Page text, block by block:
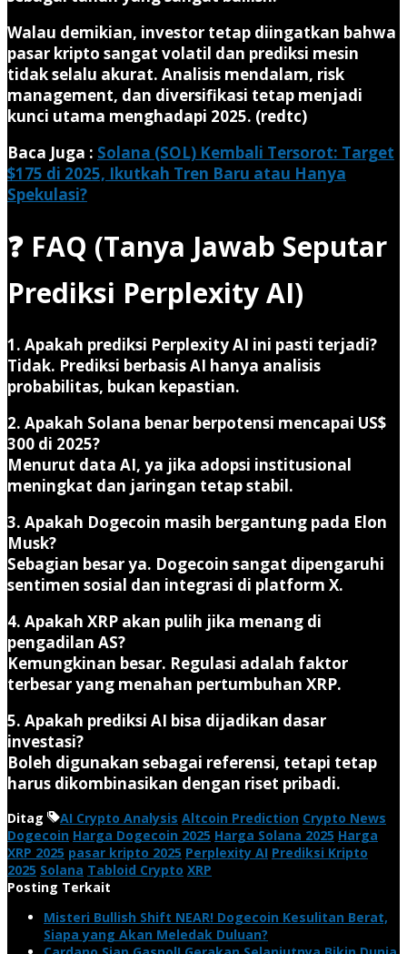
Walau demikian, investor tetap diingatkan bahwa
pasar kripto sangat volatil dan prediksi mesin
tidak selalu akurat. Analisis mendalam, risk
management, dan diversifikasi tetap menjadi
kunci utama menghadapi 2025. (redtc)
Baca Juga : Solana (SOL) Kembali Tersorot: Target
$175 di 2025, Ikutkah Tren Baru atau Hanya
Spekulasi?
❓ FAQ (Tanya Jawab Seputar
Prediksi Perplexity AI)
1. Apakah prediksi Perplexity AI ini pasti terjadi?
Tidak. Prediksi berbasis AI hanya analisis
probabilitas, bukan kepastian.
2. Apakah Solana benar berpotensi mencapai US$
300 di 2025?
Menurut data AI, ya jika adopsi institusional
meningkat dan jaringan tetap stabil.
3. Apakah Dogecoin masih bergantung pada Elon
Musk?
Sebagian besar ya. Dogecoin sangat dipengaruhi
sentimen sosial dan integrasi di platform X.
4. Apakah XRP akan pulih jika menang di
pengadilan AS?
Kemungkinan besar. Regulasi adalah faktor
terbesar yang menahan pertumbuhan XRP.
5. Apakah prediksi AI bisa dijadikan dasar
investasi?
Boleh digunakan sebagai referensi, tetapi tetap
harus dikombinasikan dengan riset pribadi.
Ditag AI Crypto Analysis Altcoin Prediction Crypto News
Dogecoin Harga Dogecoin 2025 Harga Solana 2025 Harga
XRP 2025 pasar kripto 2025 Perplexity AI Prediksi Kripto
2025 Solana Tabloid Crypto XRP
Posting Terkait
Misteri Bullish Shift NEAR! Dogecoin Kesulitan Berat,
Siapa yang Akan Meledak Duluan?